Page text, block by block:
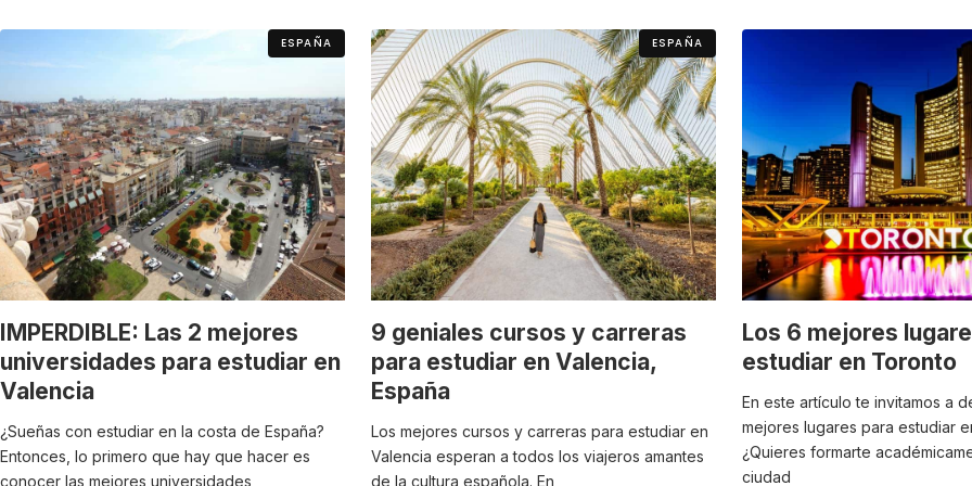
ESPAÑA
IMPERDIBLE: Las 2 mejores
universidades para estudiar en
Valencia
¿Sueñas con estudiar en la costa de España?
Entonces, lo primero que hay que hacer es
conocer las mejores universidades
ESPAÑA
9 geniales cursos y carreras
para estudiar en Valencia,
España
Los mejores cursos y carreras para estudiar en
Valencia esperan a todos los viajeros amantes
de la cultura española. En
Los 6 mejores
estudiar en Toronto
En este artículo te invitamos a
mejores lugares para estudiar
¿Quieres formarte
ciudad